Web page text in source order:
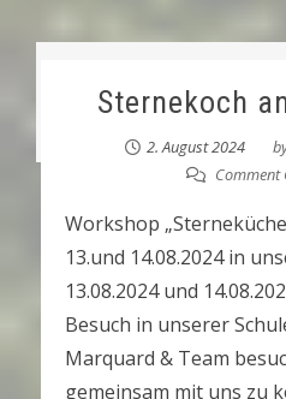
Sternekoch
2. August 2024
Comment
Workshop
13.und 14.08.2024 in
13.08.2024 und
Besuch in unserer
Marquard & Team
gemeinsam mit uns zu